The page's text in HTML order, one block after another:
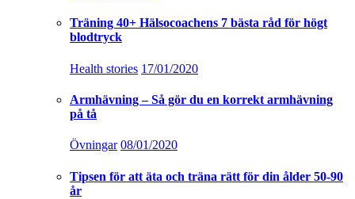
Träning 40+ Hälsocoachens 7 bästa råd för högt
blodtryck
Health stories 17/01/2020
Armhävning – Så gör du en korrekt armhävning
på tå
Övningar 08/01/2020
Tipsen för att äta och träna rätt för din ålder 50-90
år